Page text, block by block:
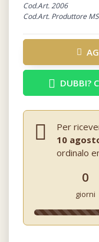
Cod.Art. 2006
Cod.Art. Produttore
DUBBI?
Per
10
ordinalo
0
giorni